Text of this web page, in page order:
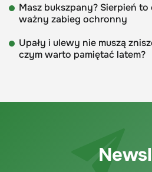
Masz bukszpany? Sierpień
ważny zabieg ochronny
Upały i ulewy nie muszą
czym warto pamiętać latem?